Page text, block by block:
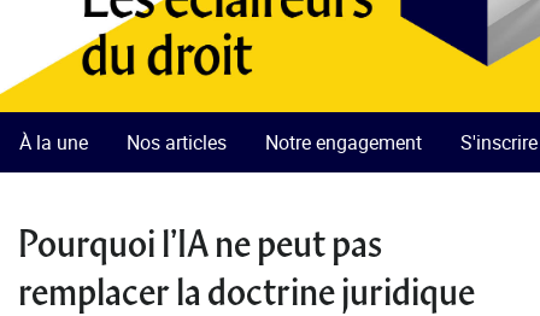
À la une Nos articles Notre engagement
Pourquoi l’IA ne peut pas
remplacer la doctrine juridique